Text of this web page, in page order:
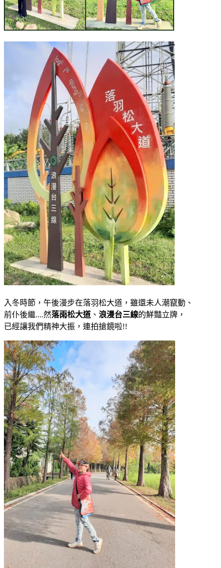
入冬時節，午後漫步在落羽松大道，雖還未人潮竄動、
前仆後繼....然落雨松大道 、 浪漫台三線的鮮豔立牌，
已經讓我們精神大振，連拍搶鏡啦!!